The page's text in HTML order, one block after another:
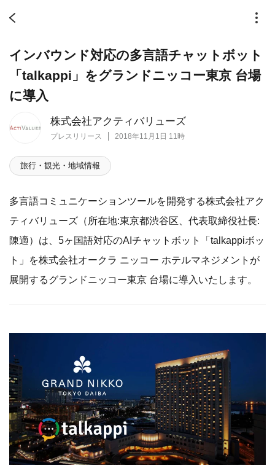
株式会社アクティバリューズ
プレスリリース 2018年11月1日 11時
インバウンド対応の多言語チャットボット
「talkappi」をグランドニッコー東京 台場
に導入
旅行・観光・地域情報
多言語コミュニケーションツールを開発する株式会社アク
ティバリューズ（所在地:東京都渋谷区、代表取締役社長:
陳適）は、5ヶ国語対応のAIチャットボット「talkappiボッ
ト」を株式会社オークラ ニッコー ホテルマネジメントが
展開するグランドニッコー東京 台場に導入いたします。